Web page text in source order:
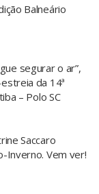
Balneário
segurar o ar”,
da 14ª
– Polo SC
Saccaro
Inverno. Vem ver!